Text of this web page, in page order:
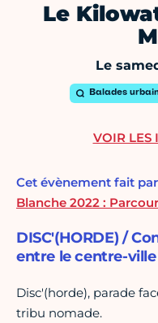
Le
Le
Balades
Cet évènement fait
Blanche 2022 :
DISC'(HORDE) /
entre le centre-
Disc'(horde), parade
tribu nomade.
VOIR LES